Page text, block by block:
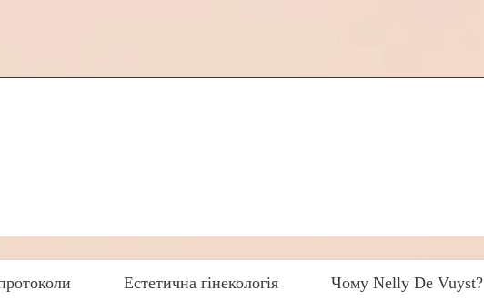
Естетична гінекологія Чому Nelly De Vuyst?